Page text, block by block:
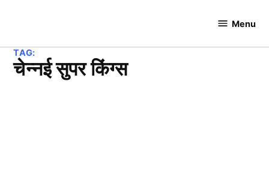
Hundred
Menu
TAG:
चेन्नई सुपर किंग्स